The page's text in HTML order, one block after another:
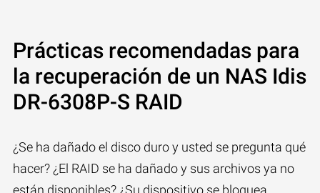
Prácticas recomendadas para
la recuperación de un NAS Idis
DR-6308P-S RAID
¿Se ha dañado el disco duro y usted se pregunta qué
hacer? ¿El RAID se ha dañado y sus archivos ya no
están disponibles? ¿Su dispositivo se bloquea